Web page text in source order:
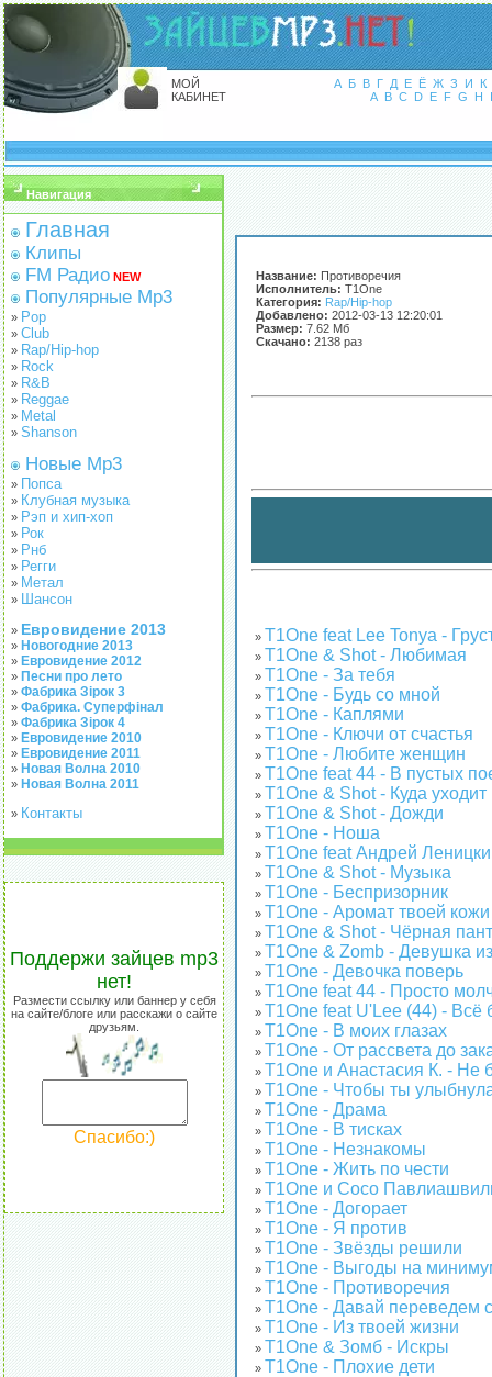
МОЙ
КАБИНЕТ
А Б В Г Д Е Ё Ж З И
К
A B C D E F G H I
Навигация
Главная
Клипы
FM Радио NEW
Популярные Mp3
» Pop
» Club
» Rap/Hip-hop
» Rock
» R&B
» Reggae
» Metal
» Shanson
Новые Mp3
» Попса
» Клубная музыка
» Рэп и хип-хоп
» Рок
» Рнб
» Регги
» Метал
» Шансон
» Евровидение 2013
» Новогодние 2013
» Евровидение 2012
» Песни про лето
» Фабрика Зірок 3
» Фабрика. Суперфінал
» Фабрика Зірок 4
» Евровидение 2010
» Евровидение 2011
» Новая Волна 2010
» Новая Волна 2011
» Контакты
Поддержи зайцев mp3
нет!
Размести ссылку или баннер у себя
на сайте/блоге или расскажи о сайте
друзьям.
Спасибо:)
Название: Противоречия
Исполнитель: T1One
Категория: Rap/Hip-hop
Добавлено: 2012-03-13 12:20:01
Размер: 7.62 Мб
Скачано: 2138 раз
» T1One feat Lee Tonya -
» T1One & Shot - Любимая
» T1One - За тебя
» T1One - Будь со мной
» T1One - Каплями
» T1One - Ключи от счастья
» T1One - Любите женщин
» T1One feat 44 - В пустых
» T1One & Shot - Куда
» T1One & Shot - Дожди
» T1One - Ноша
» T1One feat Андрей
» T1One & Shot - Музыка
» T1One - Беспризорник
» T1One - Аромат твоей кожи
» T1One & Shot - Чёрная
» T1One & Zomb - Девушка
» T1One - Девочка поверь
» T1One feat 44 - Просто
» T1One feat U'Lee (44) - Всё
» T1One - В моих глазах
» T1One - От рассвета до
» T1One и Анастасия К. - Не
» T1One - Чтобы ты
» T1One - Драма
» T1One - В тисках
» T1One - Незнакомы
» T1One - Жить по чести
» T1One и Сосо
» T1One - Догорает
» T1One - Я против
» T1One - Звёзды решили
» T1One - Выгоды на
» T1One - Противоречия
» T1One - Давай переведем
» T1One - Из твоей жизни
» T1One & Зомб - Искры
» T1One - Плохие дети